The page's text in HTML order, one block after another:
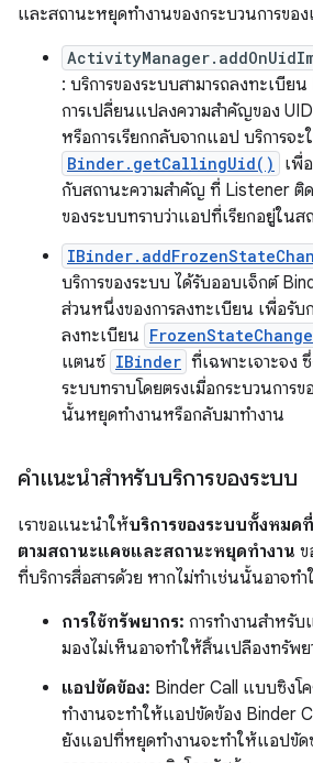
และสถานะหยุดทำงานของกระบวนการขอ
: บริการของระบบสามารถลงทะเบีย
การเปลี่ยนแปลงความสำคัญของ
หรือการเรียกกลับจากแอป บริการจะ
Binder.getCallingUid()
เพื่
กับสถานะความสำคัญ ที่ Listener ติ
ของระบบทราบว่าแอปที่เรียกอยู่ใน
บริการของระบบ ได้รับออบเจ็กต์
ส่วนหนึ่งของการลงทะเบียน เพื่อรับ
ลงทะเบียน
แตนซ์ IBinder ที่เฉพาะเจาะจง
ระบบทราบโดยตรงเมื่อกระบวนการ
นั้นหยุดทำงานหรือกลับมาทำงาน
คำแนะนำสำหรับบริการของระบบ
เราขอแนะนำให้บริการของระบบทั้งหมด
ตามสถานะแคชและสถานะหยุดทำงาน ข
ที่บริการสื่อสารด้วย หากไม่ทำเช่นนั้นอาจท
การใช้ทรัพยากร: การทำงานสำหรั
มองไม่เห็นอาจทำให้สิ้นเปลืองทรัพย
แอปขัดข้อง: Binder Call แบบซิง
ทำงานจะทำให้แอปขัดข้อง Binder
ยังแอปที่หยุดทำงานจะทำให้แอปขัด